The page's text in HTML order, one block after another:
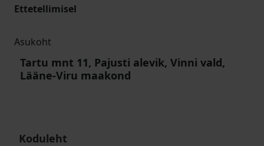
Ettetellimisel
Asukoht
Tartu mnt 11, Pajusti alevik, Vinni vald,
Lääne-Viru maakond
Koduleht